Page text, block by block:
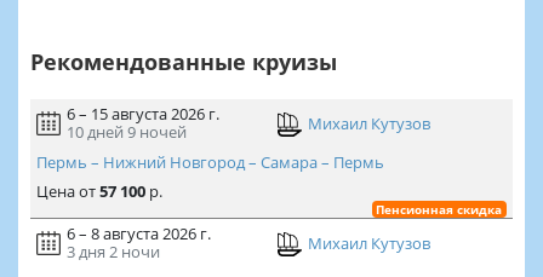
Рекомендованные круизы
6 – 15 августа 2026 г.
10 дней 9 ночей
Михаил Кутузов
Пермь – Нижний Новгород – Самара – Пермь
Ценаот57 100р.
Пенсионная скидка
6 – 8 августа 2026 г.
3 дня 2 ночи
Михаил Кутузов